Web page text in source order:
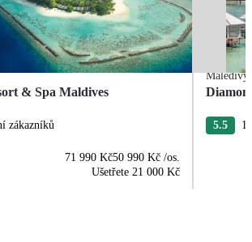
& Spa Maldives
zákazníků
71 990 Kč50 990 Kč /os.
Ušetřete 21 000 Kč
Maledivy
5.5